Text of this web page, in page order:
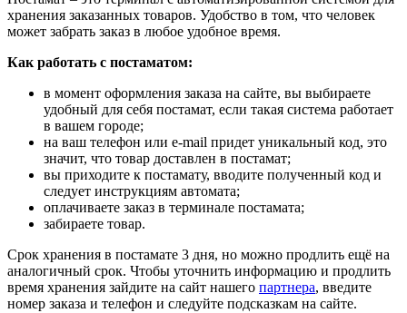
хранения заказанных товаров. Удобство в том, что человек
может забрать заказ в любое удобное время.
Как работать с постаматом:
в момент оформления заказа на сайте, вы выбираете
удобный для себя постамат, если такая система работает
в вашем городе;
на ваш телефон или e-mail придет уникальный код, это
значит, что товар доставлен в постамат;
вы приходите к постамату, вводите полученный код и
следует инструкциям автомата;
оплачиваете заказ в терминале постамата;
забираете товар.
Срок хранения в постамате 3 дня, но можно продлить ещё на
аналогичный срок. Чтобы уточнить информацию и продлить
время хранения зайдите на сайт нашего партнера, введите
номер заказа и телефон и следуйте подсказкам на сайте.